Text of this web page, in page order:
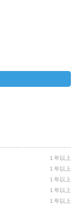
１年以上
１年以上
１年以上
１年以上
１年以上